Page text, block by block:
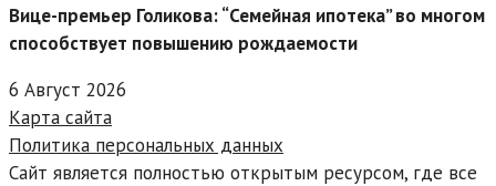
Вице-премьер Голикова: “Семейная ипотека” во многом
способствует повышению рождаемости
6 Август 2026
Карта сайта
Политика персональных данных
Сайт является полностью открытым ресурсом, где все